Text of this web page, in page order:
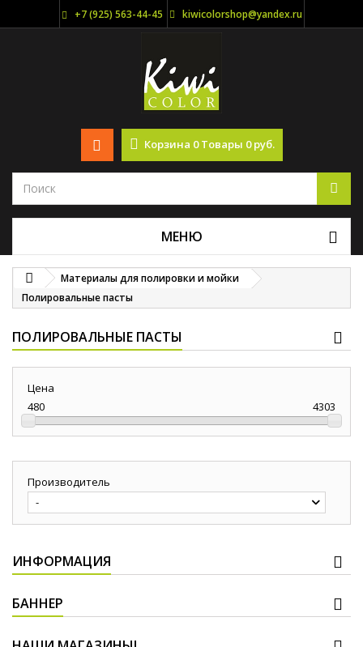
+7 (925) 563-44-45 kiwicolorshop@yandex.ru
Корзина 0 Товары 0 руб.
МЕНЮ
Материалы для полировки и мойки
Полировальные пасты
ПОЛИРОВАЛЬНЫЕ ПАСТЫ
Цена
480
4303
Производитель
-
ИНФОРМАЦИЯ
БАННЕР